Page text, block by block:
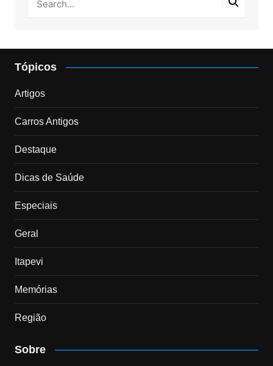
Tópicos
Artigos
Carros Antigos
Destaque
Dicas de Saúde
Especiais
Geral
Itapevi
Memórias
Região
Sobre